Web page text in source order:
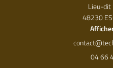
Lieu-dit
48230
04 66